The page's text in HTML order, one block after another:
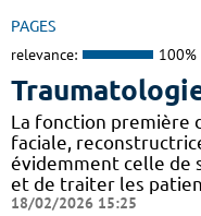
PAGES
relevance: 100%
La fonction première
faciale,
évidemment celle de
et de traiter les
18/02/2026 15:25